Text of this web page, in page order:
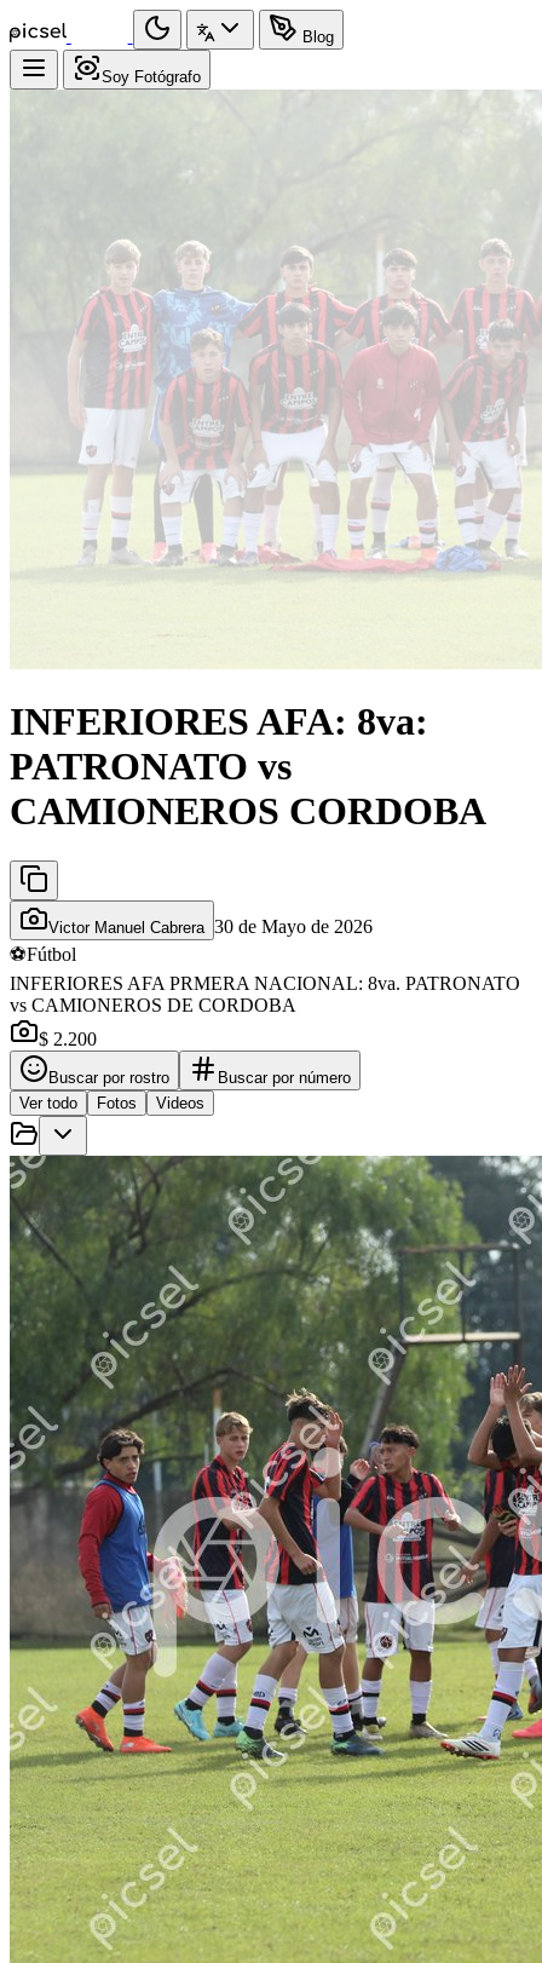
Blog
Soy Fotógrafo
INFERIORES AFA: 8va:
PATRONATO vs
CAMIONEROS CORDOBA
Victor Manuel Cabrera 30 de Mayo de 2026
⚽Fútbol
INFERIORES AFA PRMERA NACIONAL: 8va. PATRONATO
vs CAMIONEROS DE CORDOBA
$ 2.200
Buscar por rostro
Buscar por número
Ver todo
Fotos Videos